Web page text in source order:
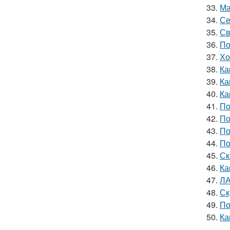
33.
34.
35.
36.
37.
38.
39.
40.
41.
42.
43.
44.
45.
46.
47.
48.
49.
50.